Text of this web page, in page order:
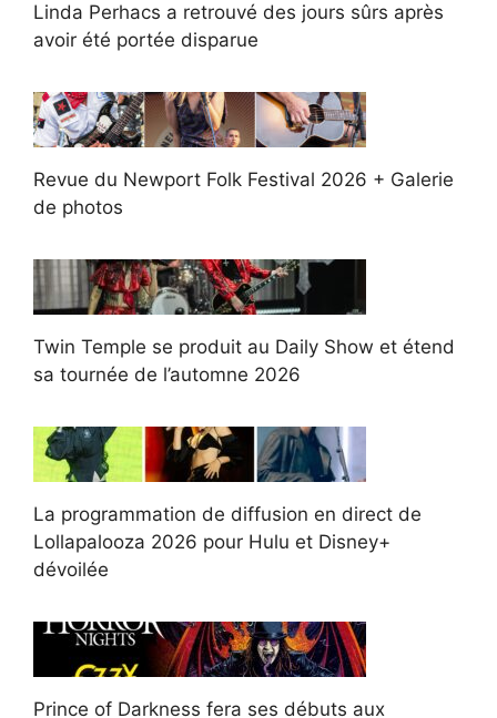
Linda Perhacs a retrouvé des jours sûrs après
avoir été portée disparue
Revue du Newport Folk Festival 2026 + Galerie
de photos
Twin Temple se produit au Daily Show et étend
sa tournée de l’automne 2026
La programmation de diffusion en direct de
Lollapalooza 2026 pour Hulu et Disney+
dévoilée
Prince of Darkness fera ses débuts aux